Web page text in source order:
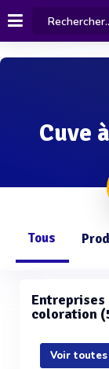
Cuve
Tous
Entreprises
coloration
Voir